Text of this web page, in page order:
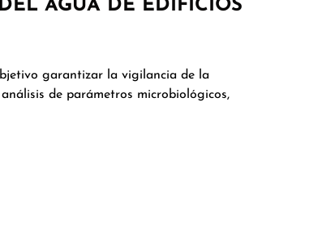
AGUA DE EDIFICIOS
garantizar la vigilancia de la
de parámetros microbiológicos,